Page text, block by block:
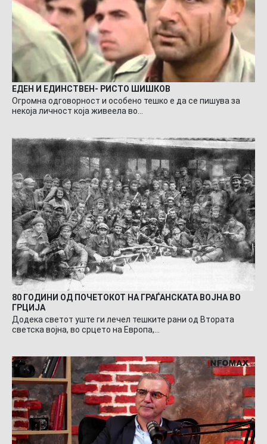
ЕДЕН И ЕДИНСТВЕН- РИСТО ШИШКОВ
Огромна одговорност и особено тешко е да се пишува за
некоја личност која живеела во…
80 ГОДИНИ ОД ПОЧЕТОКОТ НА ГРАЃАНСКАТА ВОЈНА ВО
ГРЦИЈА
Додека светот уште ги лечел тешките рани од Втората
светска војна, во срцето на Европа,…